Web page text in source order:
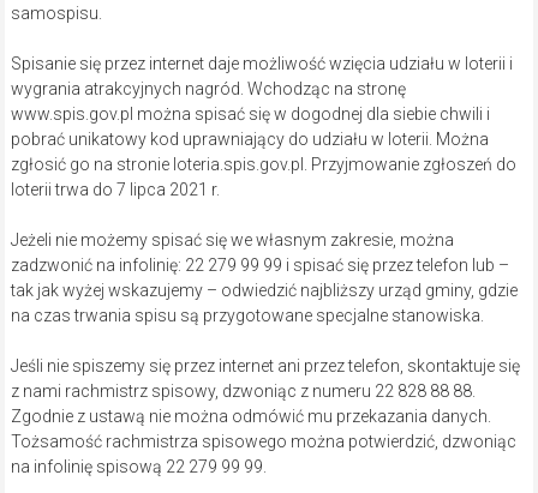
samospisu.
Spisanie się przez internet daje możliwość wzięcia udziału w loterii i
wygrania atrakcyjnych nagród. Wchodząc na stronę
www.spis.gov.pl można spisać się w dogodnej dla siebie chwili i
pobrać unikatowy kod uprawniający do udziału w loterii. Można
zgłosić go na stronie loteria.spis.gov.pl. Przyjmowanie zgłoszeń do
loterii trwa do 7 lipca 2021 r.
Jeżeli nie możemy spisać się we własnym zakresie, można
zadzwonić na infolinię: 22 279 99 99 i spisać się przez telefon lub –
tak jak wyżej wskazujemy – odwiedzić najbliższy urząd gminy, gdzie
na czas trwania spisu są przygotowane specjalne stanowiska.
Jeśli nie spiszemy się przez internet ani przez telefon, skontaktuje się
z nami rachmistrz spisowy, dzwoniąc z numeru 22 828 88 88.
Zgodnie z ustawą nie można odmówić mu przekazania danych.
Tożsamość rachmistrza spisowego można potwierdzić, dzwoniąc
na infolinię spisową 22 279 99 99.